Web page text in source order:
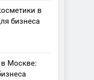
в
бизнеса
в Москве: